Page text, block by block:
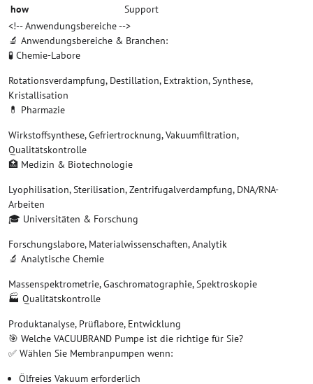
how
Support
<!-- Anwendungsbereiche -->
🔬 Anwendungsbereiche & Branchen:
🧪 Chemie-Labore
Rotationsverdampfung, Destillation, Extraktion, Synthese,
Kristallisation
💊 Pharmazie
Wirkstoffsynthese, Gefriertrocknung, Vakuumfiltration,
Qualitätskontrolle
🏥 Medizin & Biotechnologie
Lyophilisation, Sterilisation, Zentrifugalverdampfung, DNA/RNA-
Arbeiten
🎓 Universitäten & Forschung
Forschungslabore, Materialwissenschaften, Analytik
🔬 Analytische Chemie
Massenspektrometrie, Gaschromatographie, Spektroskopie
🏭 Qualitätskontrolle
Produktanalyse, Prüflabore, Entwicklung
🎯 Welche VACUUBRAND Pumpe ist die richtige für Sie?
✅ Wählen Sie Membranpumpen wenn:
Ölfreies Vakuum erforderlich